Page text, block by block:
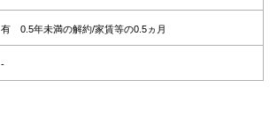
有 0.5年未満の解約/家賃等の0.5ヵ月
-